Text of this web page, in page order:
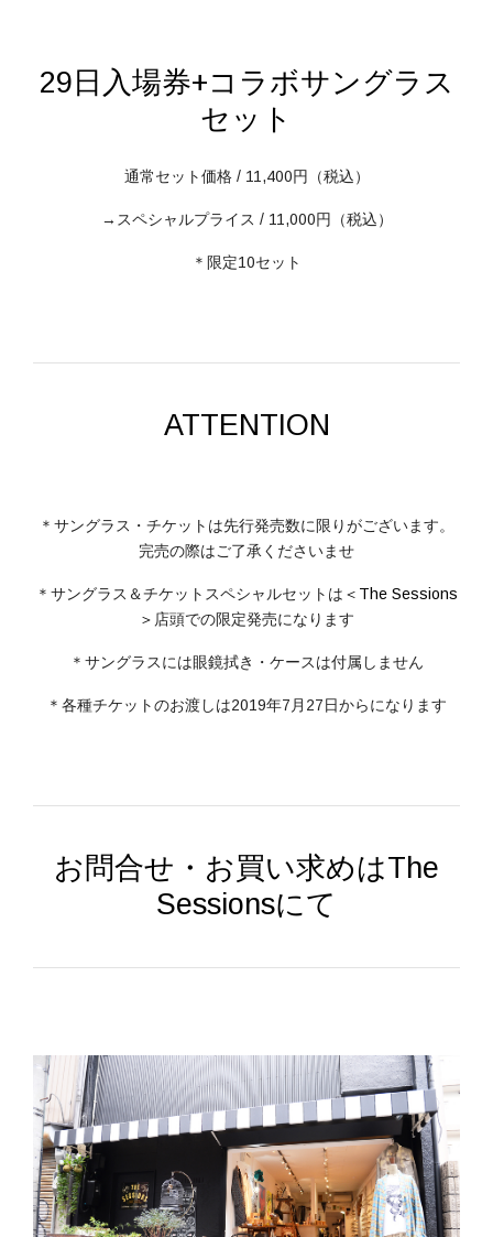
29日入場券+コラボサングラス
セット
通常セット価格 / 11,400円（税込）
→スペシャルプライス / 11,000円（税込）
＊限定10セット
ATTENTION
＊サングラス・チケットは先行発売数に限りがございます。
完売の際はご了承くださいませ
＊サングラス＆チケットスペシャルセットは ＜The Sessions
＞ 店頭での限定発売になります
＊サングラスには眼鏡拭き・ケースは付属しません
＊各種チケットのお渡しは2019年7月27日からになります
お問合せ・お買い求めはThe
Sessionsにて